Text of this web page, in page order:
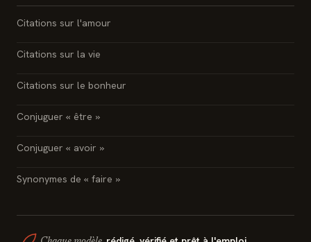
Citations sur l'amour
Citations sur la vie
Citations sur le bonheur
Conjuguer « être »
Conjuguer « avoir »
Synonymes de « faire »